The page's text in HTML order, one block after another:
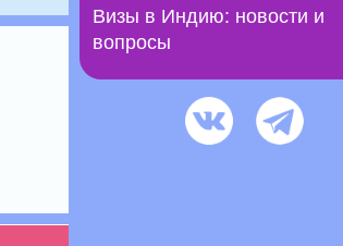
Визы в Индию: новости и
вопросы